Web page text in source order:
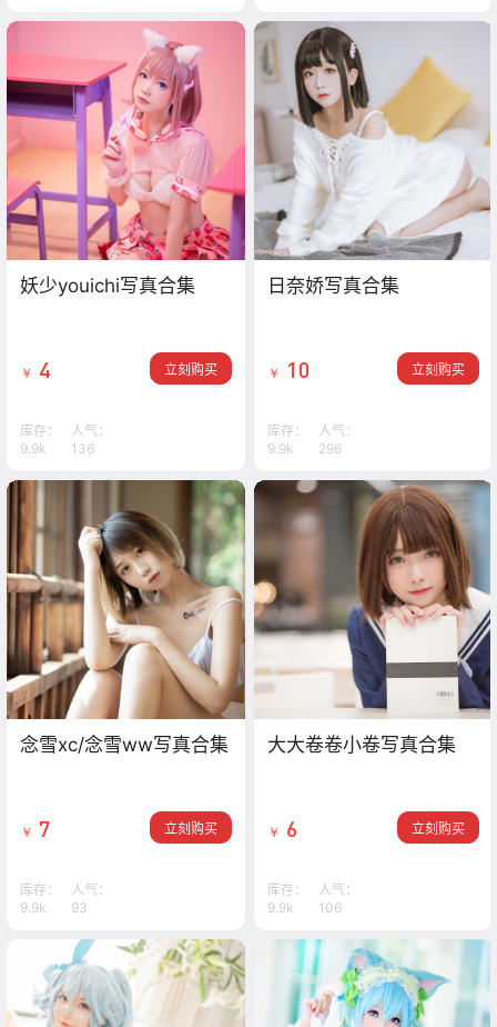
妖少youichi写真合集
￥ 4 立刻购买
库存：
9.9k
人气：
136
日奈娇写真合集
￥ 10 立刻购买
库存：
9.9k
人气：
296
念雪xc/念雪ww写真合集
￥ 7 立刻购买
库存：
9.9k
人气：
93
大大卷卷小卷写真合集
￥ 6 立刻购买
库存：
9.9k
人气：
106